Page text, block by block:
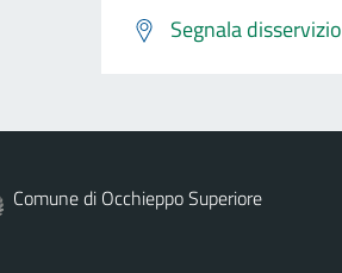
Segnala disservizio
Comune di Occhieppo Superiore